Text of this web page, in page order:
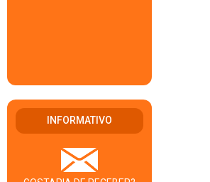
INFORMATIVO